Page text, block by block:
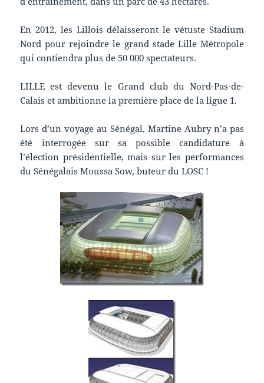
En 2012, les Lillois délaisseront le vétuste Stadium
Nord pour rejoindre le grand stade Lille Métropole
qui contiendra plus de 50 000 spectateurs.
LILLE est devenu le Grand club du Nord-Pas-de-
Calais et ambitionne la première place de la ligue 1.
Lors d’un voyage au Sénégal, Martine Aubry n’a pas
été interrogée sur sa possible candidature à
l’élection présidentielle, mais sur les performances
du Sénégalais Moussa Sow, buteur du LOSC !